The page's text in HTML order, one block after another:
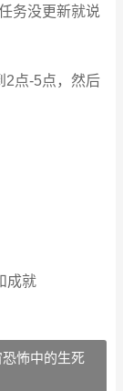
务没更新就说
2点-5点，然后
成就
怖中的生死